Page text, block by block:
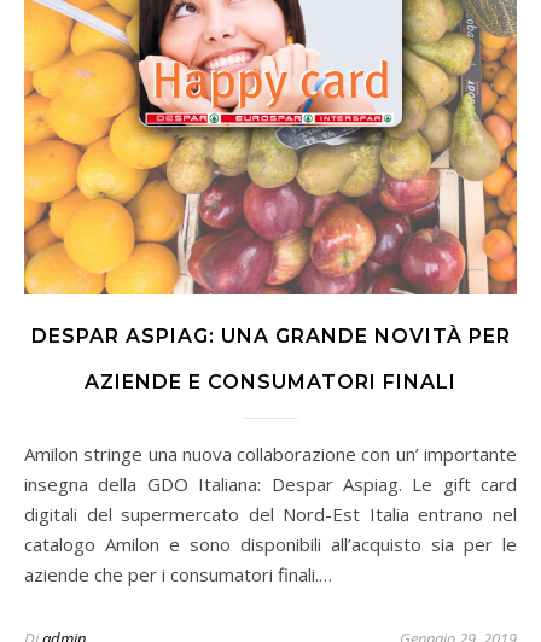
DESPAR ASPIAG: UNA GRANDE NOVITÀ PER
AZIENDE E CONSUMATORI FINALI
Amilon stringe una nuova collaborazione con un’ importante
insegna della GDO Italiana: Despar Aspiag. Le gift card
digitali del supermercato del Nord-Est Italia entrano nel
catalogo Amilon e sono disponibili all’acquisto sia per le
aziende che per i consumatori finali.…